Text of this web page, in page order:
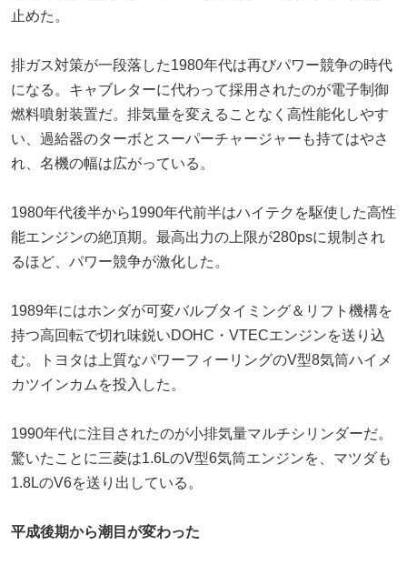
止めた。
排ガス対策が一段落した1980年代は再びパワー競争の時代
になる。キャブレターに代わって採用されたのが電子制御
燃料噴射装置だ。排気量を変えることなく高性能化しやす
い、過給器のターボとスーパーチャージャーも持てはやさ
れ、名機の幅は広がっている。
1980年代後半から1990年代前半はハイテクを駆使した高性
能エンジンの絶頂期。最高出力の上限が280psに規制され
るほど、パワー競争が激化した。
1989年にはホンダが可変バルブタイミング＆リフト機構を
持つ高回転で切れ味鋭いDOHC・VTECエンジンを送り込
む。トヨタは上質なパワーフィーリングのV型8気筒ハイメ
カツインカムを投入した。
1990年代に注目されたのが小排気量マルチシリンダーだ。
驚いたことに三菱は1.6LのV型6気筒エンジンを、マツダも
1.8LのV6を送り出している。
平成後期から潮目が変わった